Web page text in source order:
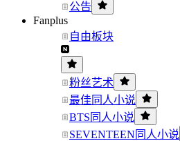
公告
Fanplus
自由板块
粉丝艺术
最佳同人小说
BTS同人小说
SEVENTEEN同人小说